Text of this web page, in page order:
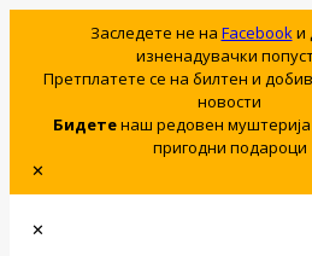
Заследете не на Facebookи
изненадувачки
Претплатете се на билтен и
новости
Бидетенаш редовен муштерија
пригодни подароци
✕
✕